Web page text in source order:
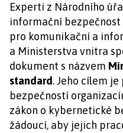
Experti z Národního
informační bezpečnost
pro komunikační a
a Ministerstva vnitra
dokument s názvem
standard. Jeho cílem
bezpečností
zákon o kybernetické
žádoucí, aby jejich